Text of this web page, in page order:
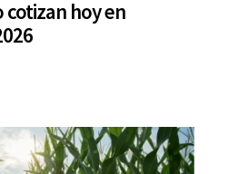
cotizan hoy en